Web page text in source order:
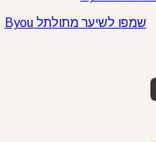
שמפו לשיער מתולתל Byou